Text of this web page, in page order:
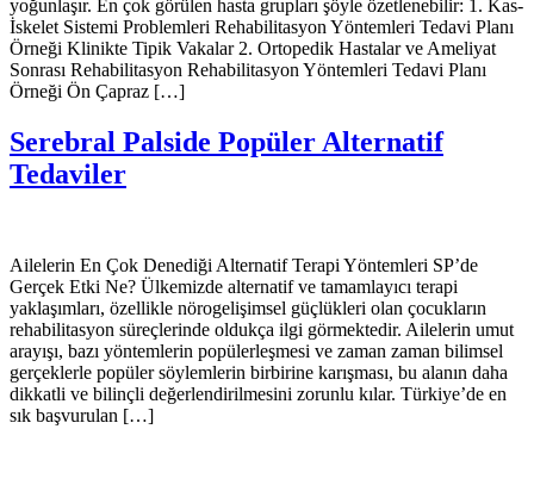
yoğunlaşır. En çok görülen hasta grupları şöyle özetlenebilir: 1. Kas-
İskelet Sistemi Problemleri Rehabilitasyon Yöntemleri Tedavi Planı
Örneği Klinikte Tipik Vakalar 2. Ortopedik Hastalar ve Ameliyat
Sonrası Rehabilitasyon Rehabilitasyon Yöntemleri Tedavi Planı
Örneği Ön Çapraz […]
Serebral Palside Popüler Alternatif
Tedaviler
Ailelerin En Çok Denediği Alternatif Terapi Yöntemleri SP’de
Gerçek Etki Ne? Ülkemizde alternatif ve tamamlayıcı terapi
yaklaşımları, özellikle nörogelişimsel güçlükleri olan çocukların
rehabilitasyon süreçlerinde oldukça ilgi görmektedir. Ailelerin umut
arayışı, bazı yöntemlerin popülerleşmesi ve zaman zaman bilimsel
gerçeklerle popüler söylemlerin birbirine karışması, bu alanın daha
dikkatli ve bilinçli değerlendirilmesini zorunlu kılar. Türkiye’de en
sık başvurulan […]